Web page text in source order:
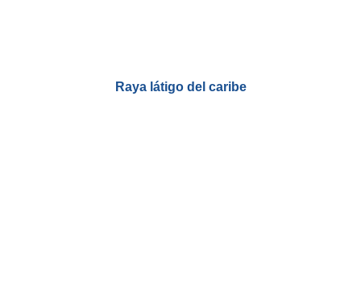
Raya látigo del caribe